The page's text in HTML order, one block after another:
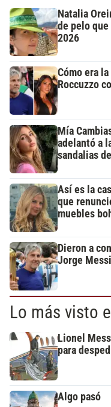
Natalia
de pelo
2026
Cómo era
Roccuzzo
Mía
adelantó a
sandalias
Así es la
que
muebles
Dieron a
Jorge Messi
Lo más visto
Lionel
para
Algo pasó